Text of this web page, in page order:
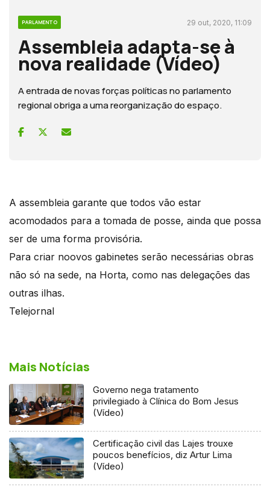
PARLAMENTO 29 out, 2020, 11:09
Assembleia adapta-se à
nova realidade (Vídeo)
A entrada de novas forças políticas no parlamento
regional obriga a uma reorganização do espaço.
A assembleia garante que todos vão estar
acomodados para a tomada de posse, ainda que possa
ser de uma forma provisória.
Para criar noovos gabinetes serão necessárias obras
não só na sede, na Horta, como nas delegações das
outras ilhas.
Telejornal
Mais Notícias
Governo nega tratamento
privilegiado à Clínica do Bom Jesus
(Vídeo)
Certificação civil das Lajes trouxe
poucos benefícios, diz Artur Lima
(Vídeo)